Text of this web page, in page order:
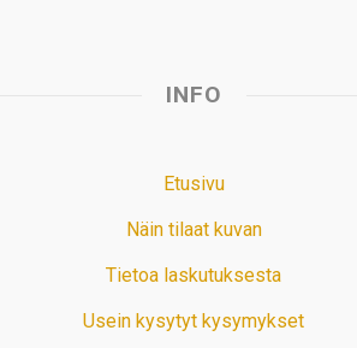
INFO
Etusivu
Näin tilaat kuvan
Tietoa laskutuksesta
Usein kysytyt kysymykset